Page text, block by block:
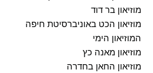
מוזיאון בר דוד
מוזיאון הכט באוניברסיטת חיפה
המוזיאון הימי
מוזיאון מאנה כץ
מוזיאון החאן בחדרה